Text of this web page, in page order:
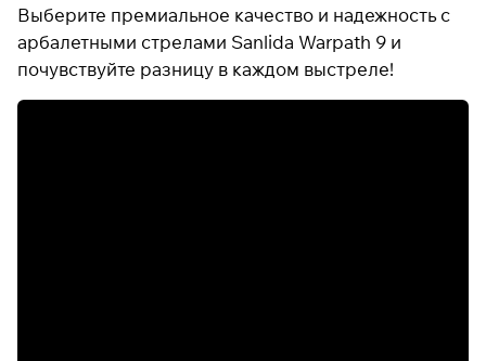
Выберите премиальное качество и надежность с
арбалетными стрелами Sanlida Warpath 9 и
почувствуйте разницу в каждом выстреле!